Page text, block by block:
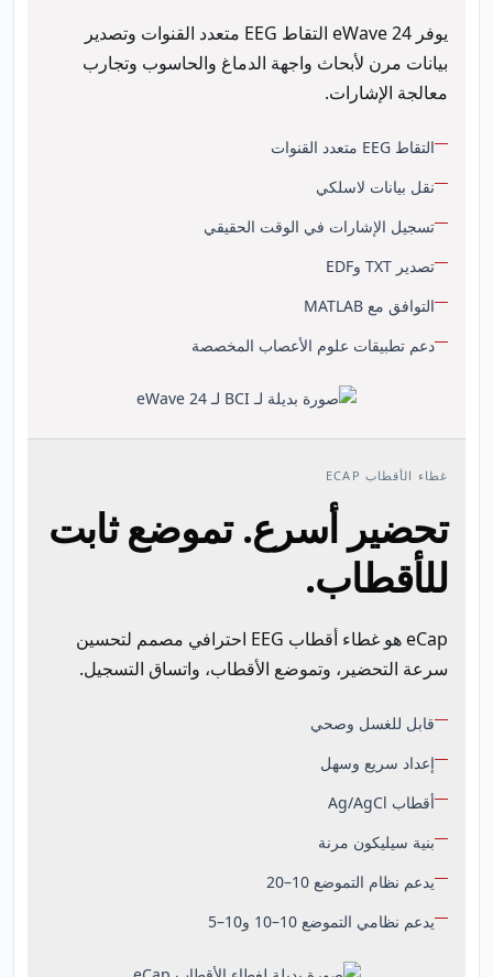
يوفر eWave 24 التقاط EEG متعدد القنوات وتصدير
بيانات مرن لأبحاث واجهة الدماغ والحاسوب وتجارب
معالجة الإشارات.
التقاط EEG متعدد القنوات
نقل بيانات لاسلكي
تسجيل الإشارات في الوقت الحقيقي
تصدير TXT وEDF
التوافق مع MATLAB
دعم تطبيقات علوم الأعصاب المخصصة
غطاء الأقطاب ECAP
تحضير أسرع. تموضع ثابت
للأقطاب.
eCap هو غطاء أقطاب EEG احترافي مصمم لتحسين
سرعة التحضير، وتموضع الأقطاب، واتساق التسجيل.
قابل للغسل وصحي
إعداد سريع وسهل
أقطاب Ag/AgCl
بنية سيليكون مرنة
يدعم نظام التموضع 10–20
يدعم نظامي التموضع 10–10 و10–5